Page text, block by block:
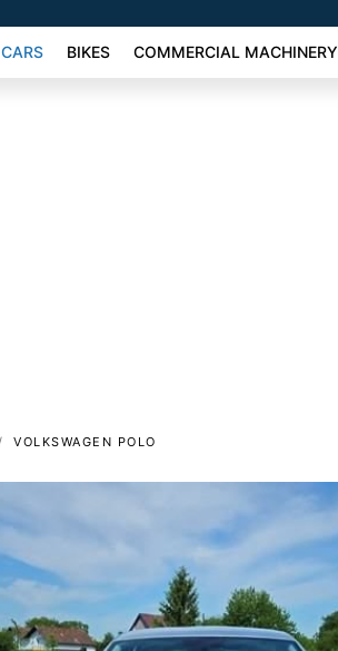
CARS BIKES COMMERCIAL MACHINERY
VOLKSWAGEN POLO